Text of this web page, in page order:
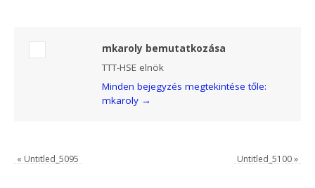
mkaroly bemutatkozása
TTT-HSE elnök
Minden bejegyzés megtekintése tőle:
mkaroly →
« Untitled_5095 Untitled_5100»